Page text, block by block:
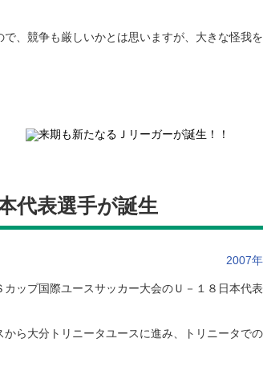
、競争も厳しいかとは思いますが、大きな怪我
代表選手が誕生
2007
ップ国際ユースサッカー大会のＵ－１８日本代表
ら大分トリニータユースに進み、トリニータで